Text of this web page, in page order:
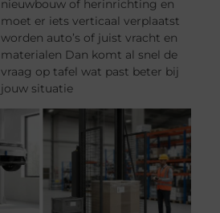
nieuwbouw of herinrichting en
moet er iets verticaal verplaatst
worden auto’s of juist vracht en
materialen Dan komt al snel de
vraag op tafel wat past beter bij
jouw situatie